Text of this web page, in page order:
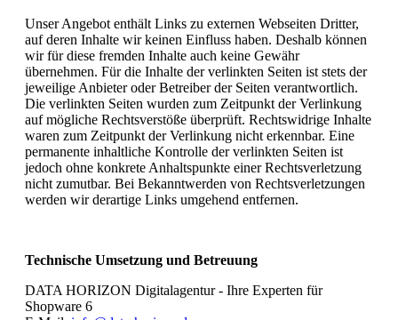
Unser Angebot enthält Links zu externen Webseiten Dritter,
auf deren Inhalte wir keinen Einfluss haben. Deshalb können
wir für diese fremden Inhalte auch keine Gewähr
übernehmen. Für die Inhalte der verlinkten Seiten ist stets der
jeweilige Anbieter oder Betreiber der Seiten verantwortlich.
Die verlinkten Seiten wurden zum Zeitpunkt der Verlinkung
auf mögliche Rechtsverstöße überprüft. Rechtswidrige Inhalte
waren zum Zeitpunkt der Verlinkung nicht erkennbar. Eine
permanente inhaltliche Kontrolle der verlinkten Seiten ist
jedoch ohne konkrete Anhaltspunkte einer Rechtsverletzung
nicht zumutbar. Bei Bekanntwerden von Rechtsverletzungen
werden wir derartige Links umgehend entfernen.
Technische Umsetzung und Betreuung
DATA HORIZON Digitalagentur - Ihre Experten für
Shopware 6